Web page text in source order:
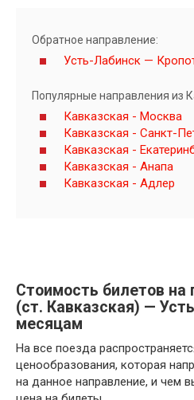
Обратное направление:
Усть-Лабинск —
Популярные направления из
Кавказская - Москва
Кавказская - Санкт-
Кавказская -
Кавказская - Анапа
Кавказская - Адлер
Стоимость билетов на
(ст. Кавказская) —
месяцам
На все поезда
ценообразования, которая
на данное направление, и чем